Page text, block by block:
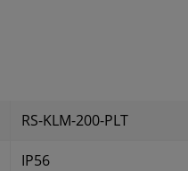
RS-KLM-200-PLT
IP56